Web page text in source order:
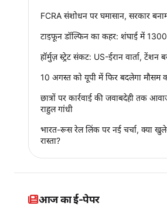
FCRA संशोधन पर घमासान, सरकार
टाइफून डॉल्फिन का कहर: शंघाई में 1300
हॉर्मुज़ स्ट्रेट संकट: US-ईरान वार्ता, टेंशन
10 अगस्त को यूपी में फिर बदलेगा मौसम
छात्रों पर कार्रवाई की जवाबदेही तक
राहुल गांधी
भारत-रूस रेल लिंक पर नई चर्चा, क्या
रास्ता?
आज का ई-पेपर